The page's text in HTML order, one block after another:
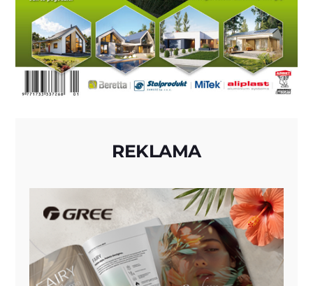
REKLAMA